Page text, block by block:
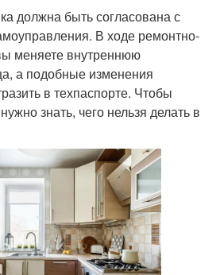
должна быть согласована с
В ходе ремонтно-
меняете внутреннюю
а подобные изменения
в техпаспорте. Чтобы
знать, чего нельзя делать в